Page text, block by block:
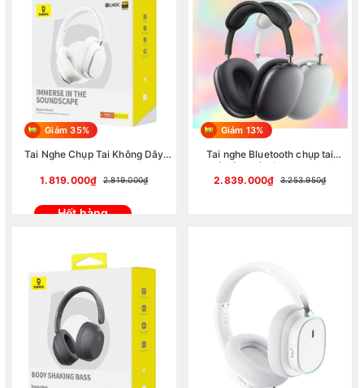
Hết hàng
Giảm 35%
Tai Nghe Chụp Tai Không Dây
(Bluetooth V5.3, Âm Thanh Đỉnh
1.819.000₫ 2.819.000₫
Giảm 13%
Tai nghe Bluetooth chụp tai
chống ồn đến từ thương hiệu
Yivoice Max (Hàng chính hãng)
2.839.000₫ 3.253.950₫